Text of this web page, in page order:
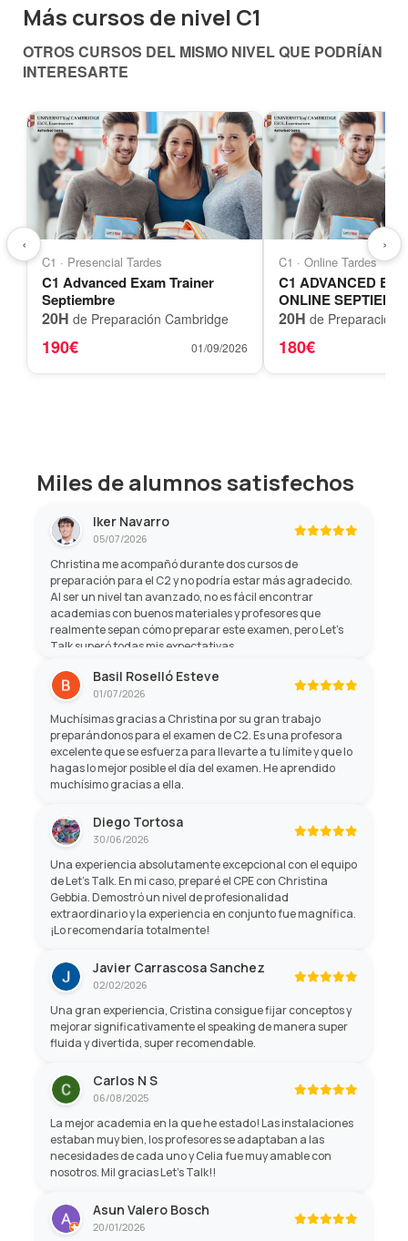
Más cursos de nivel C1
OTROS CURSOS DEL MISMO NIVEL QUE PODRÍAN
INTERESARTE
C1 · Presencial Tardes
C1 Advanced Exam Trainer
Septiembre
20H de Preparación Cambridge
190€ 01/09/2026
C1 · Online Tardes
C1 ADVANCED
ONLINE
20H de Preparación
180€
‹ ›
Miles de alumnos satisfechos
Iker Navarro
05/07/2026
Christina me acompañó durante dos cursos de
preparación para el C2 y no podría estar más agradecido.
Al ser un nivel tan avanzado, no es fácil encontrar
academias con buenos materiales y profesores que
realmente sepan cómo preparar este examen, pero Let's
Talk superó todas mis expectativas.
Basil Roselló Esteve
01/07/2026
Muchísimas gracias a Christina por su gran trabajo
preparándonos para el examen de C2. Es una profesora
excelente que se esfuerza para llevarte a tu límite y que lo
hagas lo mejor posible el día del examen. He aprendido
muchísimo gracias a ella.
Diego Tortosa
30/06/2026
Una experiencia absolutamente excepcional con el equipo
de Let's Talk. En mi caso, preparé el CPE con Christina
Gebbia. Demostró un nivel de profesionalidad
extraordinario y la experiencia en conjunto fue magnífica.
¡Lo recomendaría totalmente!
Javier Carrascosa Sanchez
02/02/2026
Una gran experiencia, Cristina consigue fijar conceptos y
mejorar significativamente el speaking de manera super
fluida y divertida, super recomendable.
Carlos N S
06/08/2025
La mejor academia en la que he estado! Las instalaciones
estaban muy bien, los profesores se adaptaban a las
necesidades de cada uno y Celia fue muy amable con
nosotros. Mil gracias Let's Talk!!
Asun Valero Bosch
20/01/2026